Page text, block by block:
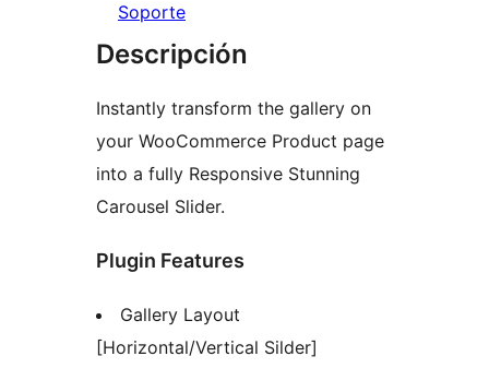
Soporte
Descripción
Instantly transform the gallery on
your WooCommerce Product page
into a fully Responsive Stunning
Carousel Slider.
Plugin Features
Gallery Layout
[Horizontal/Vertical Silder]